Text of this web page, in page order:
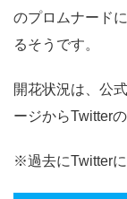
のプロムナード
るそうです。
開花状況は、公
ージからTwitter
※過去にTwitterに